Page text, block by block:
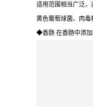
适用范围相当广泛
黄色葡萄球菌、肉毒
◆香肠 在香肠中添加